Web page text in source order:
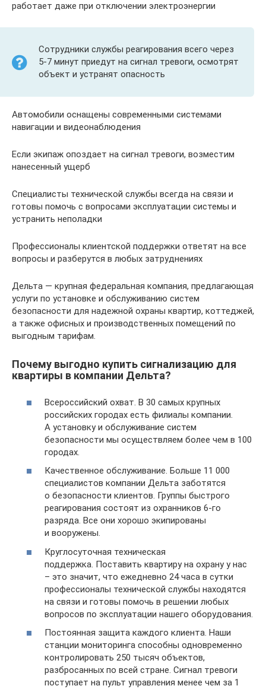
работает даже при отключении электроэнергии
Сотрудники службы реагирования всего через
5-7 минут приедут на сигнал тревоги, осмотрят
объект и устранят опасность
Автомобили оснащены современными системами
навигации и видеонаблюдения
Если экипаж опоздает на сигнал тревоги, возместим
нанесенный ущерб
Специалисты технической службы всегда на связи и
готовы помочь с вопросами эксплуатации системы и
устранить неполадки
Профессионалы клиентской поддержки ответят на все
вопросы и разберутся в любых затруднениях
Дельта — крупная федеральная компания, предлагающая
услуги по установке и обслуживанию систем
безопасности для надежной охраны квартир, коттеджей,
а также офисных и производственных помещений по
выгодным тарифам.
Почему выгодно купить сигнализацию для
квартиры в компании Дельта?
Всероссийский охват. В 30 самых крупных
российских городах есть филиалы компании.
А установку и обслуживание систем
безопасности мы осуществляем более чем в 100
городах.
Качественное обслуживание. Больше 11 000
специалистов компании Дельта заботятся
о безопасности клиентов. Группы быстрого
реагирования состоят из охранников 6-го
разряда. Все они хорошо экипированы
и вооружены.
Круглосуточная техническая
поддержка. Поставить квартиру на охрану у нас
– это значит, что ежедневно 24 часа в сутки
профессионалы технической службы находятся
на связи и готовы помочь в решении любых
вопросов по эксплуатации нашего оборудования.
Постоянная защита каждого клиента. Наши
станции мониторинга способны одновременно
контролировать 250 тысяч объектов,
разбросанных по всей стране. Сигнал тревоги
поступает на пульт управления менее чем за 1